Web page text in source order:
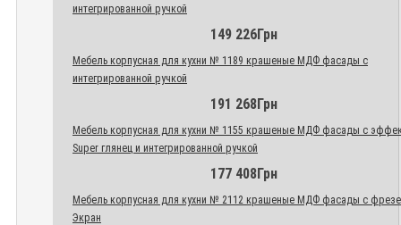
интегрированной ручкой
149 226Грн
Мебель корпусная для кухни № 1189 крашеные МДФ фасады с
интегрированной ручкой
191 268Грн
Мебель корпусная для кухни № 1155 крашеные МДФ фасады с
Super глянец и интегрированной ручкой
177 408Грн
Мебель корпусная для кухни № 2112 крашеные МДФ фасады с
Экран